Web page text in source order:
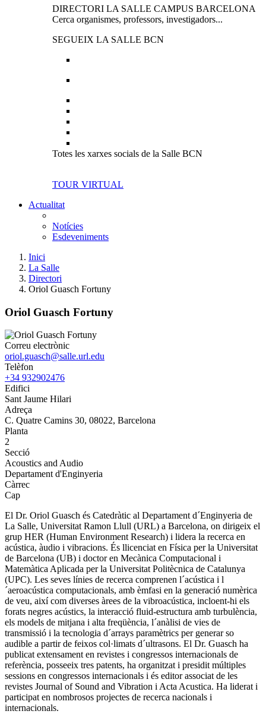
DIRECTORI LA SALLE CAMPUS BARCELONA
Cerca organismes, professors, investigadors...
SEGUEIX LA SALLE BCN
Totes les xarxes socials de la Salle BCN
TOUR VIRTUAL
Actualitat
Notícies
Esdeveniments
Inici
La Salle
Directori
Oriol Guasch Fortuny
Oriol Guasch Fortuny
Correu electrònic
oriol.guasch@salle.url.edu
Telèfon
+34 932902476
Edifici
Sant Jaume Hilari
Adreça
C. Quatre Camins 30, 08022, Barcelona
Planta
2
Secció
Acoustics and Audio
Departament d'Enginyeria
Càrrec
Cap
El Dr. Oriol Guasch és Catedràtic al Departament d´Enginyeria de
La Salle, Universitat Ramon Llull (URL) a Barcelona, on dirigeix el
grup HER (Human Environment Research) i lidera la recerca en
acústica, àudio i vibracions. És llicenciat en Física per la Universitat
de Barcelona (UB) i doctor en Mecànica Computacional i
Matemàtica Aplicada per la Universitat Politècnica de Catalunya
(UPC). Les seves línies de recerca comprenen l´acústica i l
´aeroacústica computacionals, amb èmfasi en la generació numèrica
de veu, així com diverses àrees de la vibroacústica, incloent-hi els
forats negres acústics, la interacció fluid-estructura amb turbulència,
els models de mitjana i alta freqüència, l´anàlisi de vies de
transmissió i la tecnologia d´arrays paramètrics per generar so
audible a partir de feixos col·limats d´ultrasons. El Dr. Guasch ha
publicat extensament en revistes i congressos internacionals de
referència, posseeix tres patents, ha organitzat i presidit múltiples
sessions en congressos internacionals i és editor associat de les
revistes Journal of Sound and Vibration i Acta Acustica. Ha liderat i
participat en nombrosos projectes de recerca nacionals i
internacionals.